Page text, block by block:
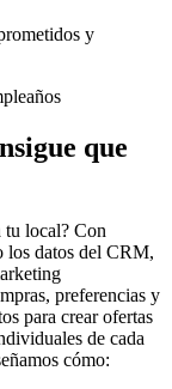
y
que
tu local? Con
los datos del CRM,
preferencias y
para crear ofertas
de cada
cómo: